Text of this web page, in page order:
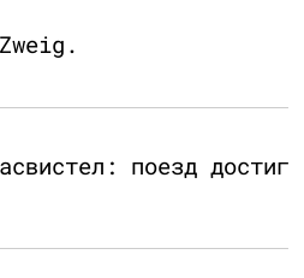
поезд достиг